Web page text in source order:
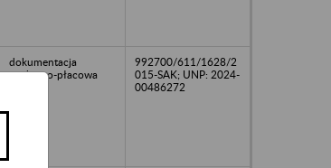
dokumentacja
osobowo-płacowa
992700/611/1628/2
015-SAK; UNP: 2024-
00486272